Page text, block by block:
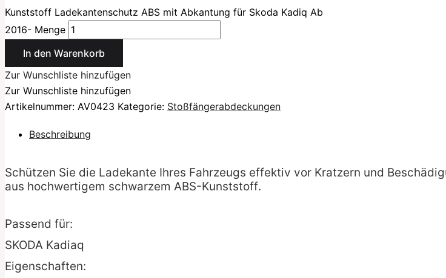
Kunststoff Ladekantenschutz ABS mit Abkantung für Skoda Kadiq Ab
2016- Menge
In den Warenkorb
Zur Wunschliste hinzufügen
Zur Wunschliste hinzufügen
Artikelnummer: AV0423 Kategorie: Stoßfängerabdeckungen
Beschreibung
Schützen Sie die Ladekante Ihres Fahrzeugs effektiv vor Kratzern und
aus hochwertigem schwarzem ABS-Kunststoff.
Passend für:
SKODA Kadiaq
Eigenschaften: